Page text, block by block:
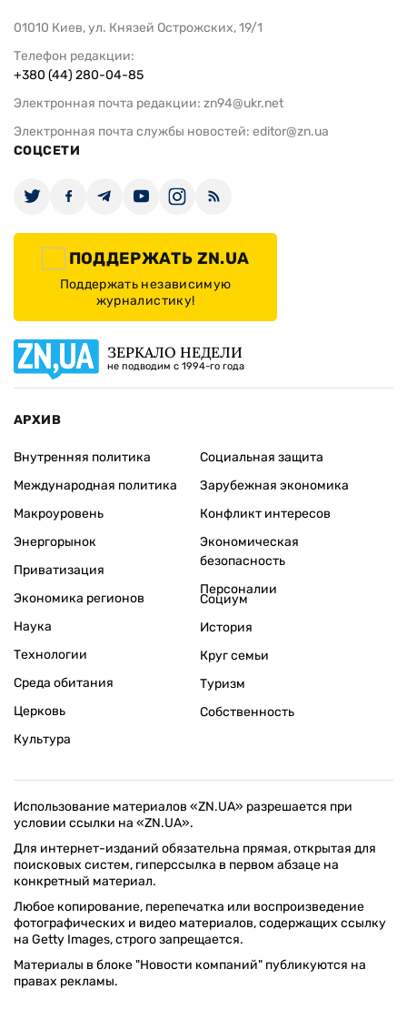
01010 Киев, ул. Князей Острожских, 19/1
Телефон редакции:
+380 (44) 280-04-85
Электронная почта редакции: zn94@ukr.net
Электронная почта службы новостей: editor@zn.ua
СОЦСЕТИ
ПОДДЕРЖАТЬ ZN.UA
Поддержать независимую
журналистику!
ЗЕРКАЛО НЕДЕЛИ
не подводим с 1994-го года
АРХИВ
Внутренняя политика
Международная политика
Макроуровень
Энергорынок
Приватизация
Экономика регионов
Социальная защита
Зарубежная экономика
Конфликт интересов
Экономическая
безопасность
Персоналии
Наука
Технологии
Среда обитания
Церковь
Культура
Социум
История
Круг семьи
Туризм
Собственность
Использование материалов «ZN.UA» разрешается при
условии ссылки на «ZN.UA».
Для интернет-изданий обязательна прямая, открытая для
поисковых систем, гиперссылка в первом абзаце на
конкретный материал.
Любое копирование, перепечатка или воспроизведение
фотографических и видео материалов, содержащих ссылку
на Getty Images, строго запрещается.
Материалы в блоке "Новости компаний" публикуются на
правах рекламы.